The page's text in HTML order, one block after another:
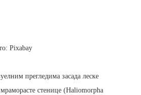
Pixabay
прегледима засада леске
мраморасте стенице (Haliomorpha